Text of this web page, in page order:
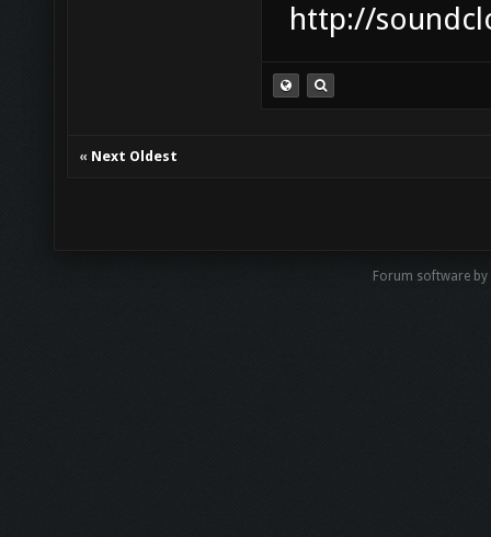
http://
« Next Oldest
Forum software